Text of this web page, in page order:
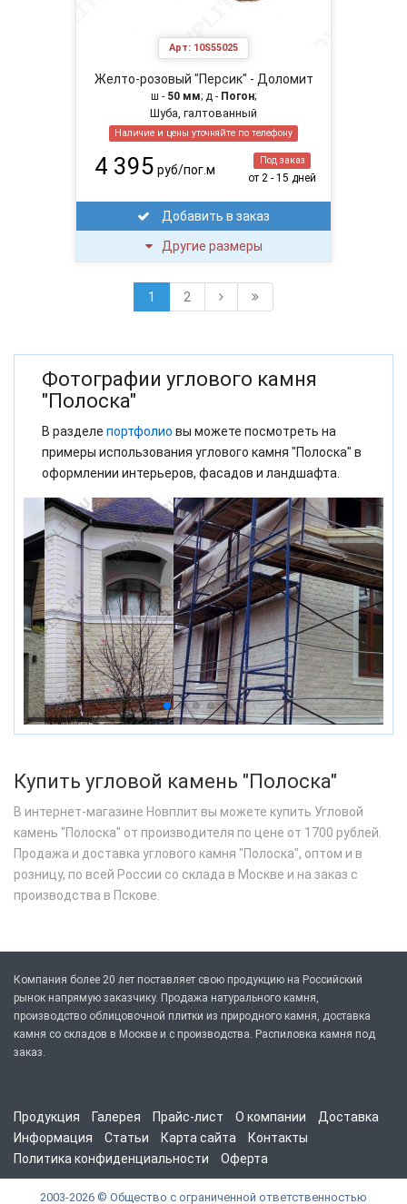
Арт: 10S55025
Желто-розовый "Персик" - Доломит
ш - 50 мм; д - Погон;
Шуба, галтованный
Наличие и цены уточняйте по телефону
4 395 руб/пог.м
Под заказ
от 2 - 15 дней
Добавить в заказ
Другие размеры
1 2
Фотографии углового камня
"Полоска"
В разделе портфолио вы можете посмотреть на
примеры использования углового камня "Полоска" в
оформлении интерьеров, фасадов и ландшафта.
Купить угловой камень "Полоска"
В интернет-магазине Новплит вы можете купить Угловой
камень "Полоска" от производителя по цене от 1700 рублей.
Продажа и доставка углового камня "Полоска", оптом и в
розницу, по всей России со склада в Москве и на заказ с
производства в Пскове.
Компания более 20 лет поставляет свою продукцию на Российский
рынок напрямую заказчику. Продажа натурального камня,
производство облицовочной плитки из природного камня, доставка
камня со складов в Москве и с производства. Распиловка камня под
заказ.
Продукция Галерея Прайс-лист О компании
Доставка
Информация
Статьи Карта сайта
Контакты
Политика конфиденциальности
Оферта
2003-2026 © Общество с ограниченной ответственностью